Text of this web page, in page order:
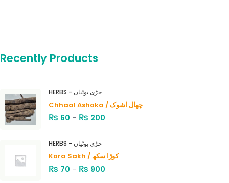
Recently Products
HERBS - جڑی بوٹیاں
Chhaal Ashoka / چھال اشوک
₨ 60 – ₨ 200
HERBS - جڑی بوٹیاں
Kora Sakh / کوڑا سکھ
₨ 70 – ₨ 900